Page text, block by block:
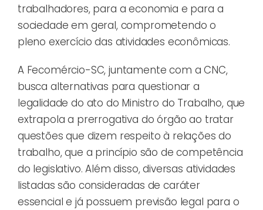
trabalhadores, para a economia e para a
sociedade em geral, comprometendo o
pleno exercício das atividades econômicas.
A Fecomércio-SC, juntamente com a CNC,
busca alternativas para questionar a
legalidade do ato do Ministro do Trabalho, que
extrapola a prerrogativa do órgão ao tratar
questões que dizem respeito à relações do
trabalho, que a princípio são de competência
do legislativo. Além disso, diversas atividades
listadas são consideradas de caráter
essencial e já possuem previsão legal para o